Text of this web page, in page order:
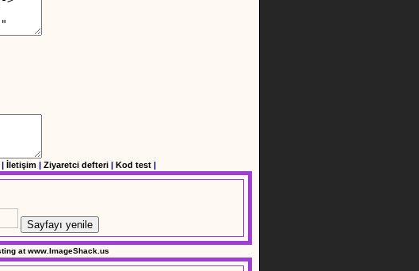
| İletişim | Ziyaretci defteri | Kod test |
Sayfayı yenile